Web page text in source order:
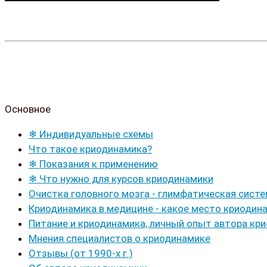
Основное
❄ Индивидуальные схемы
Что такое криодинамика?
❄ Показания к применению
❄ Что нужно для курсов криодинамики
Очистка головного мозга - глимфатическая
Криодинамика в медицине - какое место
Питание и криодинамика, личный опыт автора
Мнения специалистов о криодинамике
Отзывы (от 1990-х г.)